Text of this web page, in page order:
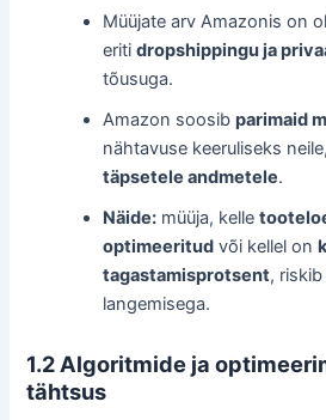
Müüjate arv Amazonis on
eritidropshippingu ja
tõusuga.
Amazon soosibparimaid
nähtavuse keeruliseks
täpsetele andmetele.
Näide: müüja, kelle
optimeeritud või kellel on
tagastamisprotsent,
langemisega.
1.2 Algoritmide ja
tähtsus